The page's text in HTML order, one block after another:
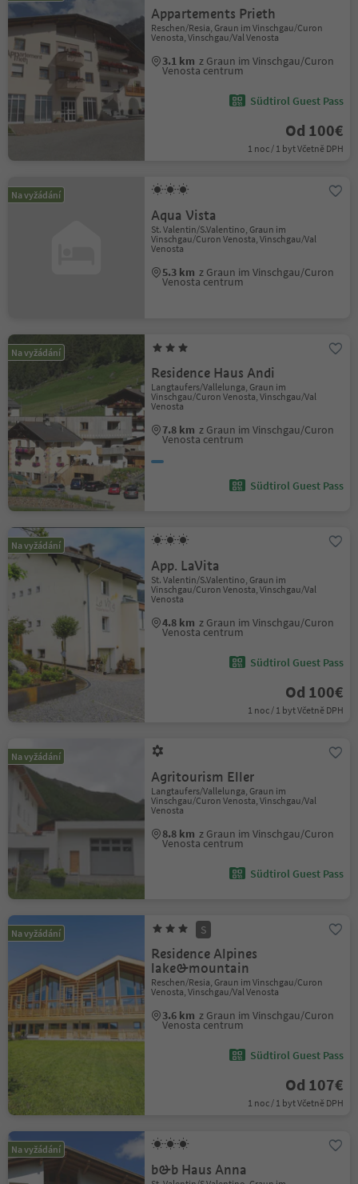
Appartements Prieth
Reschen/Resia, Graun im Vinschgau/Curon
Venosta, Vinschgau/Val Venosta
3.1 km z Graun im Vinschgau/Curon
Venosta centrum
Südtirol Guest Pass
Od 100€
1 noc / 1 byt Včetně DPH
Na vyžádání
Aqua Vista
St. Valentin/S.Valentino, Graun im
Vinschgau/Curon Venosta, Vinschgau/Val
Venosta
5.3 km z Graun im Vinschgau/Curon
Venosta centrum
Na vyžádání
Residence Haus Andi
Langtaufers/Vallelunga, Graun im
Vinschgau/Curon Venosta, Vinschgau/Val
Venosta
7.8 km z Graun im Vinschgau/Curon
Venosta centrum
Südtirol Guest Pass
Na vyžádání
App. LaVita
St. Valentin/S.Valentino, Graun im
Vinschgau/Curon Venosta, Vinschgau/Val
Venosta
4.8 km z Graun im Vinschgau/Curon
Venosta centrum
Südtirol Guest Pass
Od 100€
1 noc / 1 byt Včetně DPH
Na vyžádání
Agritourism Eller
Langtaufers/Vallelunga, Graun im
Vinschgau/Curon Venosta, Vinschgau/Val
Venosta
8.8 km z Graun im Vinschgau/Curon
Venosta centrum
Südtirol Guest Pass
Na vyžádání S
Residence Alpines
lake&mountain
Reschen/Resia, Graun im Vinschgau/Curon
Venosta, Vinschgau/Val Venosta
3.6 km z Graun im Vinschgau/Curon
Venosta centrum
Südtirol Guest Pass
Od 107€
1 noc / 1 byt Včetně DPH
Na vyžádání
b&b Haus Anna